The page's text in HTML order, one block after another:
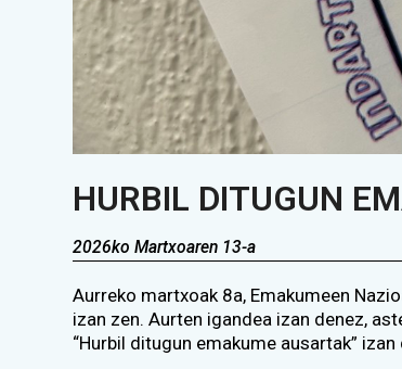
HURBIL DITUGUN
2026ko Martxoaren 13-a
Aurreko martxoak 8a, Emakumeen
izan zen. Aurten igandea izan denez,
“Hurbil ditugun emakume ausartak”